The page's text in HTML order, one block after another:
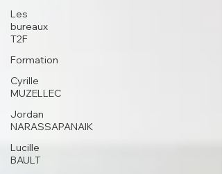
Les
bureaux
T2F
Formation
Cyrille
MUZELLEC
Jordan
NARASSAPANAIK
Lucille
BAULT